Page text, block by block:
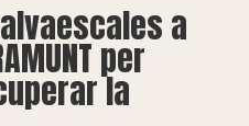
a
per
la